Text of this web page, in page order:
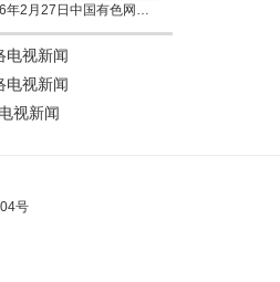
2026年2月27日中国有色网络电视新闻
电视新闻
电视新闻
视新闻
号